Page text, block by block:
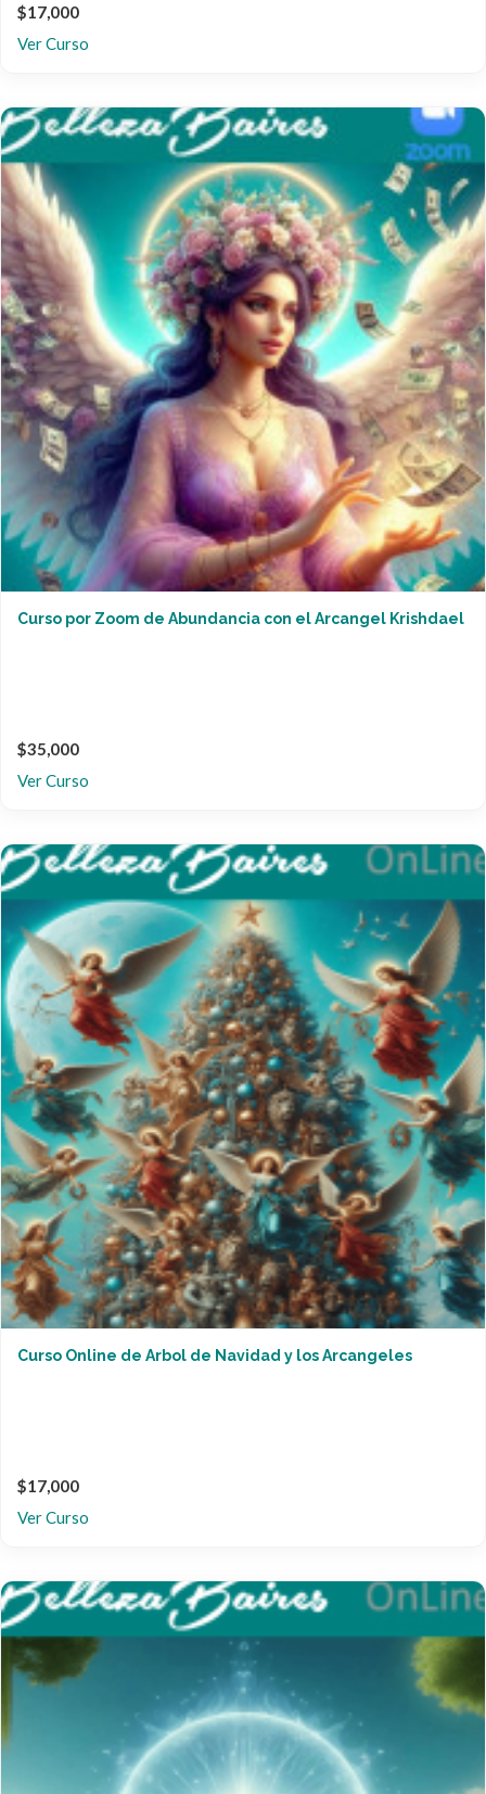
$17,000
Ver Curso
Curso por Zoom de Abundancia con el Arcangel Krishdael
$35,000
Ver Curso
Curso Online de Arbol de Navidad y los Arcangeles
$17,000
Ver Curso